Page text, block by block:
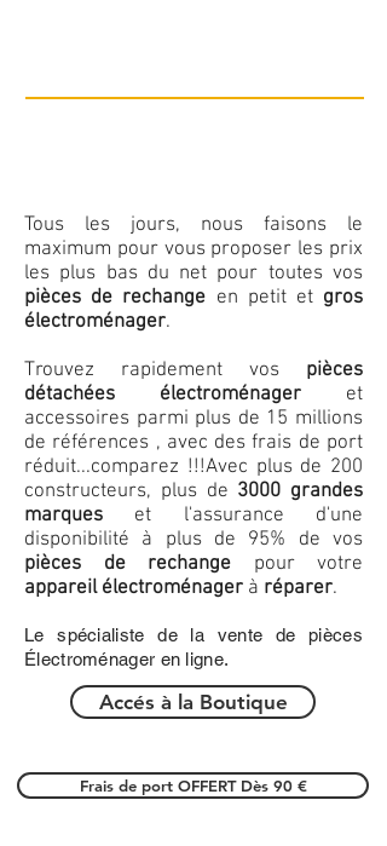
Tous les jours, nous faisons le
maximum pour vous proposer les prix
les plus bas du net pour toutes vos
pièces de rechange en petit et gros
électroménager.
Trouvez rapidement vos pièces
détachées électroménager et
accessoires parmi plus de 15 millions
de références , avec des frais de port
réduit...comparez !!!Avec plus de 200
constructeurs, plus de 3000 grandes
marques et l'assurance d'une
disponibilité à plus de 95% de vos
pièces de rechange pour votre
appareil électroménager à réparer.
Le spécialiste de la vente de pièces
Électroménager en ligne.
Accés à la Boutique
Frais de port OFFERT Dès 90 €